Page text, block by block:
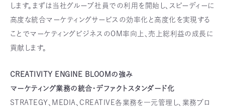
します。まずは当社グループ社員での利用を開始し、スピーディーに
高度な統合マーケティングサービスの効率化と高度化を実現する
ことでマーケティングビジネスのOM率向上、売上総利益の成長に
貢献します。
CREATIVITY ENGINE BLOOMの強み
マーケティング業務の統合・デファクトスタンダード化
STRATEGY、MEDIA、CREATIVE各業務を一元管理し、業務プロ